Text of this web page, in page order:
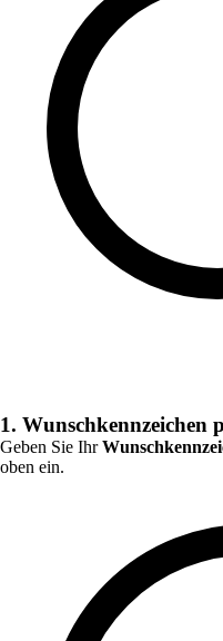
1. Wunschkennzeichen
Geben Sie Ihr
oben ein.